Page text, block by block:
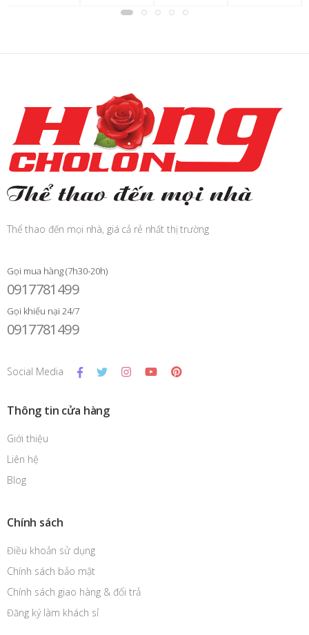
Thể thao đến mọi nhà, giá cả rẻ nhất thị trường
Gọi mua hàng (7h30-20h)
0917781499
Gọi khiếu nại 24/7
0917781499
Social Media
Thông tin cửa hàng
Giới thiệu
Liên hệ
Blog
Chính sách
Điều khoản sử dụng
Chính sách bảo mật
Chính sách giao hàng & đổi trả
Đăng ký làm khách sỉ